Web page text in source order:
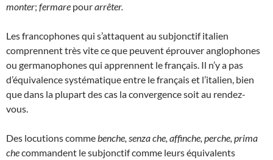
monter; fermare pourarrêter.
Les francophones qui s’attaquent au subjonctif italien
comprennent très vite ce que peuvent éprouver anglophones
ou germanophones qui apprennent le français. Il n’y a pas
d’équivalence systématique entre le français et l’italien, bien
que dans la plupart des cas la convergence soit au rendez-
vous.
Des locutions commebenche, senza che, affinche, perche, prima
checommandent le subjonctif comme leurs équivalents